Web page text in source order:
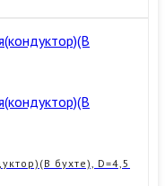
бухте), D=4,5